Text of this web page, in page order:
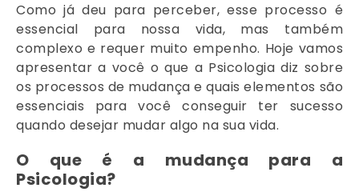
Como já deu para perceber, esse processo é
essencial para nossa vida, mas também
complexo e requer muito empenho. Hoje vamos
apresentar a você o que a Psicologia diz sobre
os processos de mudança e quais elementos são
essenciais para você conseguir ter sucesso
quando desejar mudar algo na sua vida.
O que é a mudança para a
Psicologia?